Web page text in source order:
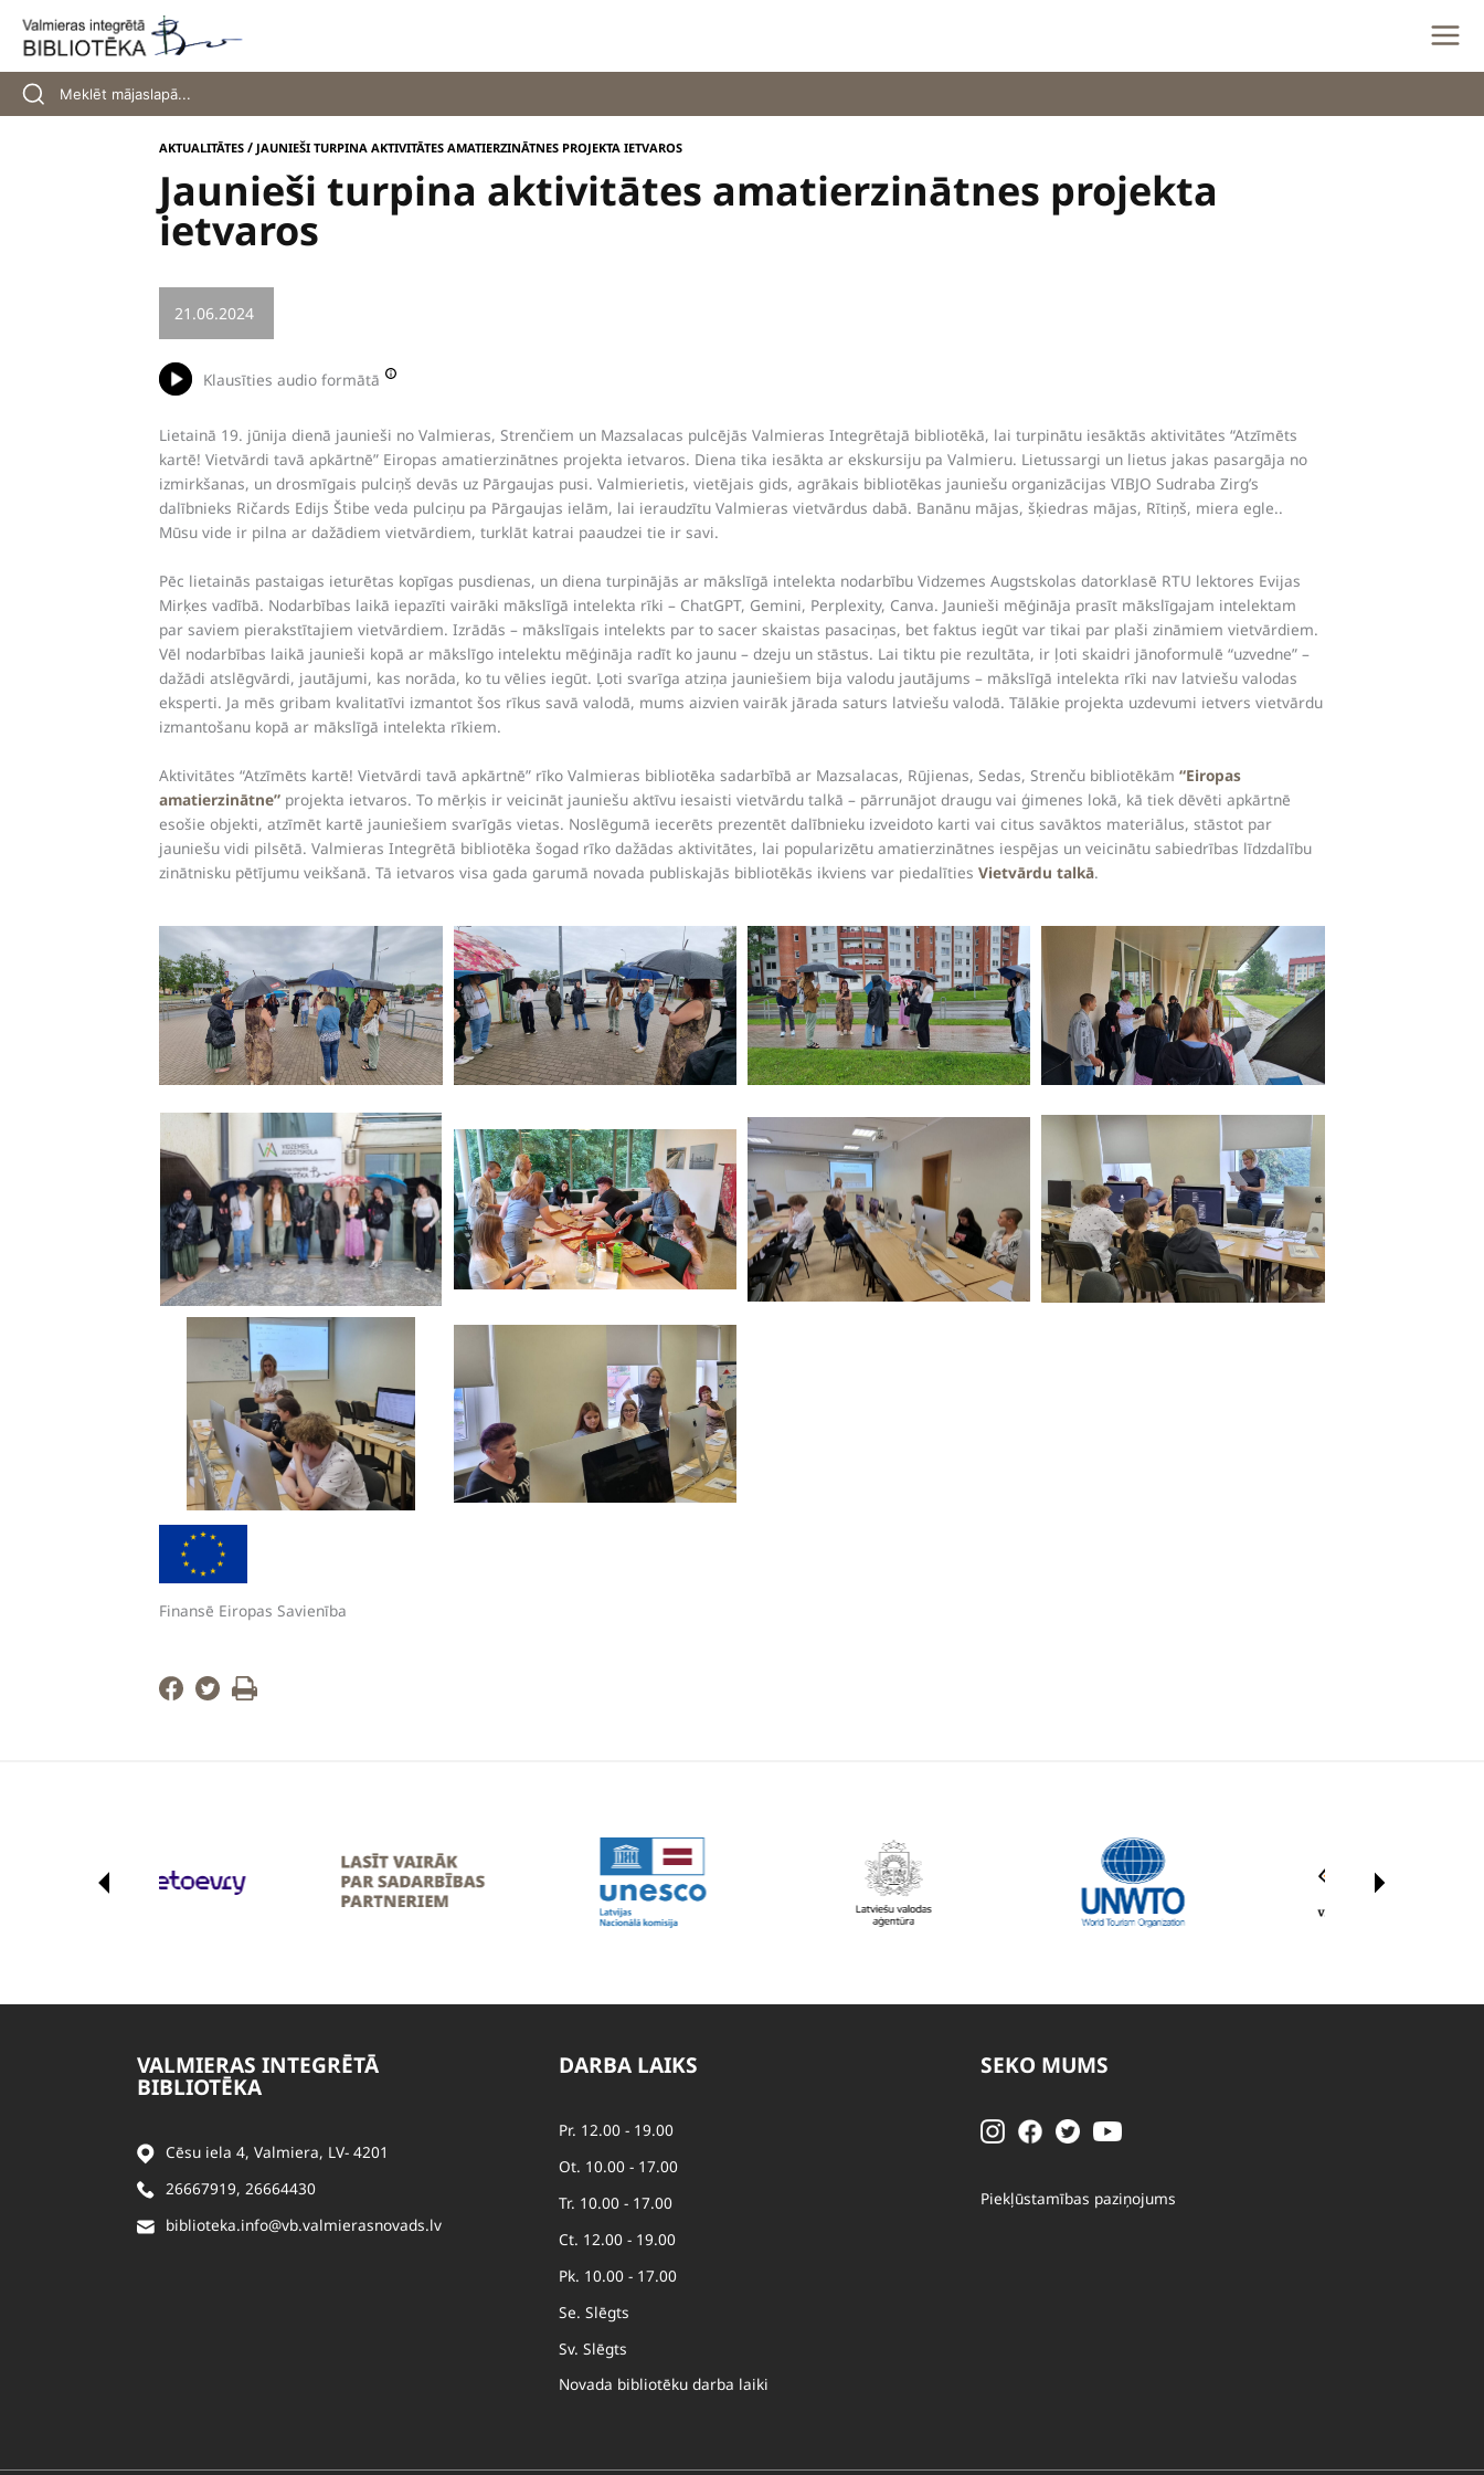
content
AKTUALITĀTES / JAUNIEŠI TURPINA AKTIVITĀTES AMATIERZINĀTNES PROJEKTA IETVAROS
Jaunieši turpina aktivitātes amatierzinātnes projekta
ietvaros
21.06.2024
Klausīties audio formātā
Lietainā 19. jūnija dienā jaunieši no Valmieras, Strenčiem un Mazsalacas pulcējās Valmieras Integrētajā bibliotēkā, lai turpinātu iesāktās aktivitātes “Atzīmēts
kartē! Vietvārdi tavā apkārtnē” Eiropas amatierzinātnes projekta ietvaros. Diena tika iesākta ar ekskursiju pa Valmieru. Lietussargi un lietus jakas pasargāja no
izmirkšanas, un drosmīgais pulciņš devās uz Pārgaujas pusi. Valmierietis, vietējais gids, agrākais bibliotēkas jauniešu organizācijas VIBJO Sudraba Zirg’s
dalībnieks Ričards Edijs Štibe veda pulciņu pa Pārgaujas ielām, lai ieraudzītu Valmieras vietvārdus dabā. Banānu mājas, šķiedras mājas, Rītiņš, miera egle..
Mūsu vide ir pilna ar dažādiem vietvārdiem, turklāt katrai paaudzei tie ir savi.
Pēc lietainās pastaigas ieturētas kopīgas pusdienas, un diena turpinājās ar mākslīgā intelekta nodarbību Vidzemes Augstskolas datorklasē RTU lektores Evijas
Mirķes vadībā. Nodarbības laikā iepazīti vairāki mākslīgā intelekta rīki – ChatGPT, Gemini, Perplexity, Canva. Jaunieši mēģināja prasīt mākslīgajam intelektam
par saviem pierakstītajiem vietvārdiem. Izrādās – mākslīgais intelekts par to sacer skaistas pasaciņas, bet faktus iegūt var tikai par plaši zināmiem vietvārdiem.
Vēl nodarbības laikā jaunieši kopā ar mākslīgo intelektu mēģināja radīt ko jaunu – dzeju un stāstus. Lai tiktu pie rezultāta, ir ļoti skaidri jānoformulē “uzvedne” –
dažādi atslēgvārdi, jautājumi, kas norāda, ko tu vēlies iegūt. Ļoti svarīga atziņa jauniešiem bija valodu jautājums – mākslīgā intelekta rīki nav latviešu valodas
eksperti. Ja mēs gribam kvalitatīvi izmantot šos rīkus savā valodā, mums aizvien vairāk jārada saturs latviešu valodā. Tālākie projekta uzdevumi ietvers vietvārdu
izmantošanu kopā ar mākslīgā intelekta rīkiem.
Aktivitātes “Atzīmēts kartē! Vietvārdi tavā apkārtnē” rīko Valmieras bibliotēka sadarbībā ar Mazsalacas, Rūjienas, Sedas, Strenču bibliotēkām“Eiropas
amatierzinātne” projekta ietvaros. To mērķis ir veicināt jauniešu aktīvu iesaisti vietvārdu talkā – pārrunājot draugu vai ģimenes lokā, kā tiek dēvēti apkārtnē
esošie objekti, atzīmēt kartē jauniešiem svarīgās vietas. Noslēgumā iecerēts prezentēt dalībnieku izveidoto karti vai citus savāktos materiālus, stāstot par
jauniešu vidi pilsētā. Valmieras Integrētā bibliotēka šogad rīko dažādas aktivitātes, lai popularizētu amatierzinātnes iespējas un veicinātu sabiedrības līdzdalību
zinātnisku pētījumu veikšanā. Tā ietvaros visa gada garumā novada publiskajās bibliotēkās ikviens var piedalītiesVietvārdu talkā.
Finansē Eiropas Savienība
VALMIERAS INTEGRĒTĀ
BIBLIOTĒKA
Cēsu iela 4, Valmiera, LV- 4201
26667919, 26664430
biblioteka.info@vb.valmierasnovads.lv
DARBA LAIKS
Pr. 12.00 - 19.00
Ot. 10.00 - 17.00
Tr. 10.00 - 17.00
Ct. 12.00 - 19.00
Pk. 10.00 - 17.00
Se. Slēgts
Sv. Slēgts
Novada bibliotēku darba laiki
SEKO MUMS
Piekļūstamības paziņojums